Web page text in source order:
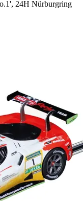
24H Nürburgring